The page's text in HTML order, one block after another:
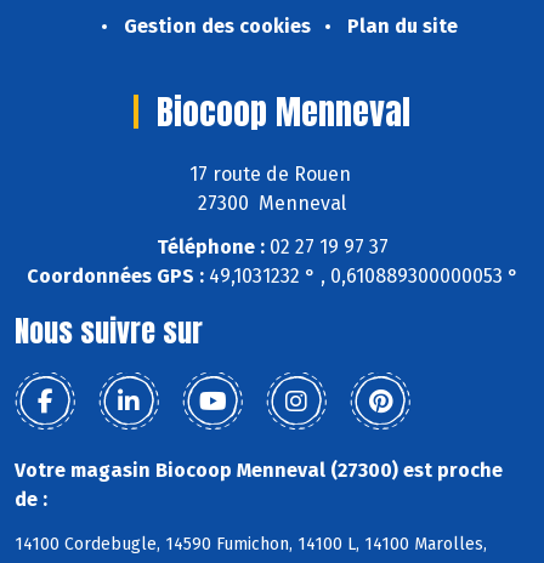
Gestion des cookies
Plan du site
Biocoop Menneval
17 route de Rouen
27300 Menneval
Téléphone :02 27 19 97 37
Coordonnées GPS :49,1031232 ° , 0,610889300000053 °
Nous suivre sur
Votre magasin Biocoop Menneval (27300) est proche
de :
14100 Cordebugle, 14590 Fumichon, 14100 L, 14100 Marolles,